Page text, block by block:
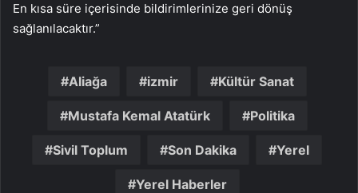
En kısa süre içerisinde bildirimlerinize geri dönüş
sağlanılacaktır.”
Aliağa izmir Kültür Sanat
Mustafa Kemal Atatürk Politika
Sivil Toplum Son Dakika Yerel
Yerel Haberler